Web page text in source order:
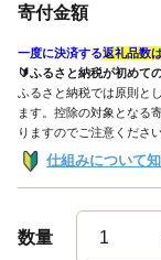
寄付金額
一度に決済する返礼品数
🔰ふるさと納税が初めて
ふるさと納税では原則と
ます。控除の対象となる
りますのでご注意ください
仕組みについて
数量